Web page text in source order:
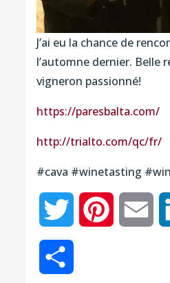
J’ai eu la chance de
l’automne dernier. Belle
vigneron passionné!
https://paresbalta.com/
http://trialto.com/qc/fr/
#cava #winetasting
Twitter Pinterest